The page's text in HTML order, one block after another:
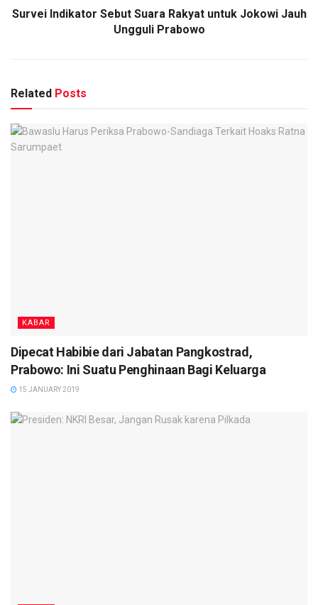
Survei Indikator Sebut Suara Rakyat untuk Jokowi Jauh
Ungguli Prabowo
Related Posts
KABAR
Dipecat Habibie dari Jabatan Pangkostrad,
Prabowo: Ini Suatu Penghinaan Bagi Keluarga
15 JANUARY 2019